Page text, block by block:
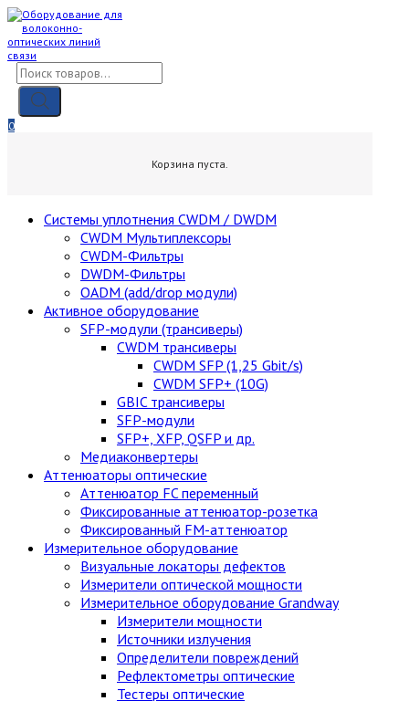
Skip
content
Поиск
товаров
0
Корзина пуста.
Cистемы уплотнения CWDM / DWDM
CWDM Мультиплексоры
CWDM-Фильтры
DWDM-Фильтры
OADM (add/drop модули)
Активное оборудование
SFP-модули (трансиверы)
CWDM трансиверы
CWDM SFP (1,25 Gbit/s)
CWDM SFP+ (10G)
GBIC трансиверы
SFP-модули
SFP+, XFP, QSFP и др.
Медиаконвертеры
Аттенюаторы оптические
Аттенюатор FC переменный
Фиксированные аттенюатор-розетка
Фиксированный FM-аттенюатор
Измерительное оборудование
Визуальные локаторы дефектов
Измерители оптической мощности
Измерительное оборудование Grandway
Измерители мощности
Источники излучения
Определители повреждений
Рефлектометры оптические
Тестеры оптические